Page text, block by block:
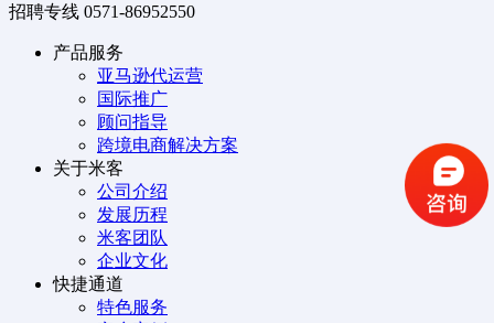
招聘专线 0571-86952550
产品服务
亚马逊代运营
国际推广
顾问指导
跨境电商解决方案
关于米客
公司介绍
发展历程
米客团队
企业文化
快捷通道
特色服务